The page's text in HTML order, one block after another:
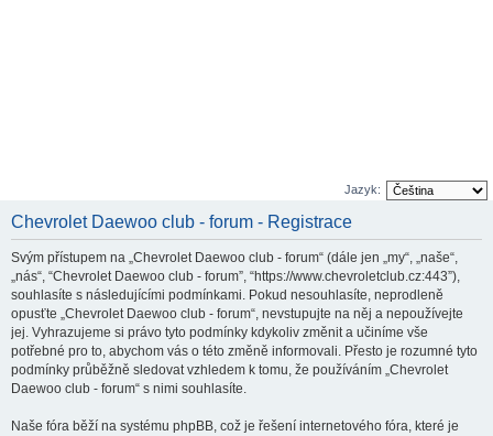
Jazyk:
Chevrolet Daewoo club - forum - Registrace
Svým přístupem na „Chevrolet Daewoo club - forum“ (dále jen „my“, „naše“,
„nás“, “Chevrolet Daewoo club - forum”, “https://www.chevroletclub.cz:443”),
souhlasíte s následujícími podmínkami. Pokud nesouhlasíte, neprodleně
opusťte „Chevrolet Daewoo club - forum“, nevstupujte na něj a nepoužívejte
jej. Vyhrazujeme si právo tyto podmínky kdykoliv změnit a učiníme vše
potřebné pro to, abychom vás o této změně informovali. Přesto je rozumné tyto
podmínky průběžně sledovat vzhledem k tomu, že používáním „Chevrolet
Daewoo club - forum“ s nimi souhlasíte.
Naše fóra běží na systému phpBB, což je řešení internetového fóra, které je